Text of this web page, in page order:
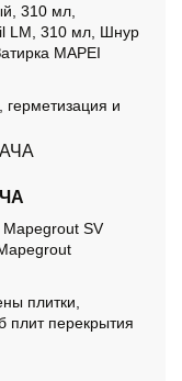
310 мл,
LM, 310 мл, Шнур
MAPEI
герметизация и
SV
плитки,
плит перекрытия